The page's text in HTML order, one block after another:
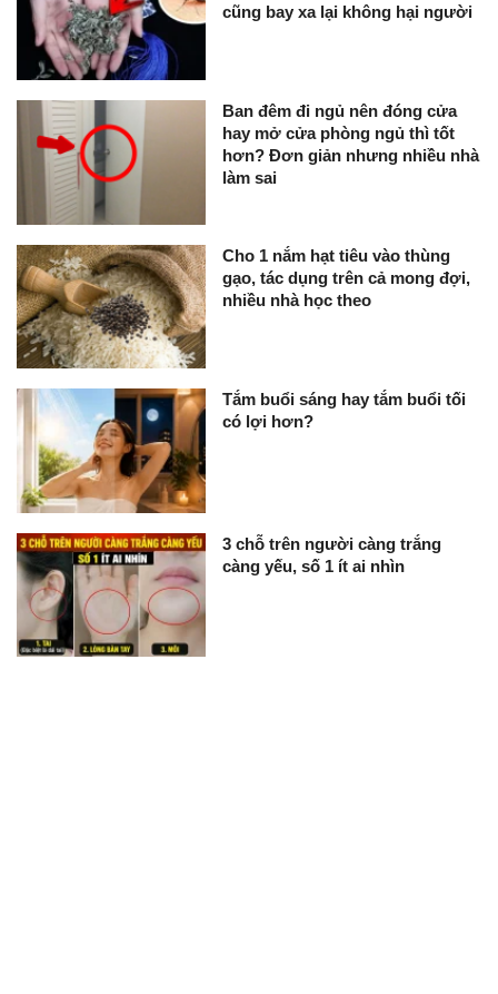
cũng bay xa lại không hại người
Ban đêm đi ngủ nên đóng cửa
hay mở cửa phòng ngủ thì tốt
hơn? Đơn giản nhưng nhiều nhà
làm sai
Cho 1 nắm hạt tiêu vào thùng
gạo, tác dụng trên cả mong đợi,
nhiều nhà học theo
Tắm buổi sáng hay tắm buổi tối
có lợi hơn?
3 chỗ trên người càng trắng
càng yếu, số 1 ít ai nhìn